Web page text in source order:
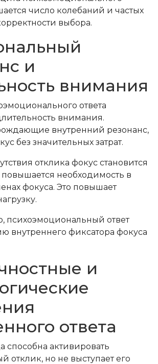
число колебаний и частых
выбора.
и
внимания
ответа
внимания.
внутренний резонанс,
без значительных затрат.
отклика фокус становится
необходимость в
фокуса. Это повышает
психоэмоциональный ответ
внутреннего фиксатора фокуса
и
ответа
способна активировать
отклик, но не выступает его